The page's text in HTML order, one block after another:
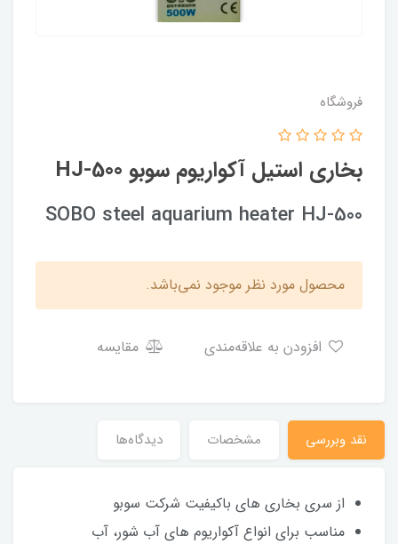
فروشگاه
بخاری استیل آکواریوم سوبو HJ-500
SOBO steel aquarium heater HJ-500
محصول مورد نظر موجود نمی‌باشد.
مقایسه
نقد وبررسی مشخصات دیدگاه‌ها
از سری بخاری های باکیفیت شرکت سوبو
مناسب برای انواع آکواریوم های آب شور، آب